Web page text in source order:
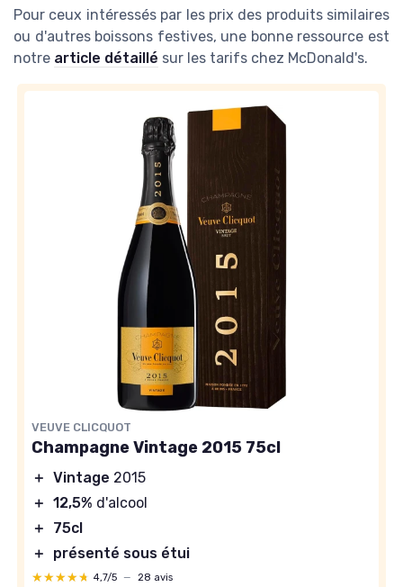
Pour ceux intéressés par les prix des produits similaires
ou d'autres boissons festives, une bonne ressource est
notre article détaillé sur les tarifs chez McDonald's.
VEUVE CLICQUOT
Champagne Vintage 2015 75cl
＋ Vintage 2015
＋ 12,5% d'alcool
＋
75cl
＋
présenté sous étui
★★★★★
★★★★★ 4,7/5 — 28 avis